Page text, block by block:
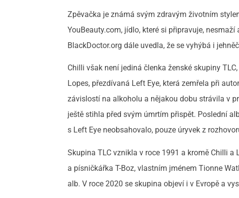
Zpěvačka je známá svým zdravým životním
YouBeauty.com, jídlo, které si připravuje,
BlackDoctor.org dále uvedla, že se vyhýbá i
Chilli však není jediná členka ženské skupiny
Lopes, přezdívaná Left Eye, která zemřela při
závislostí na alkoholu a nějakou dobu strávila v
ještě stihla před svým úmrtím přispět. Poslední
s Left Eye neobsahovalo, pouze úryvek z
Skupina TLC vznikla v roce 1991 a kromě Chilli
a písničkářka T-Boz, vlastním jménem Tionne
alb. V roce 2020 se skupina objeví i v Evropě a